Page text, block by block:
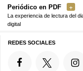
Periódico en PDF
La experiencia de lectura del
digital
REDES SOCIALES